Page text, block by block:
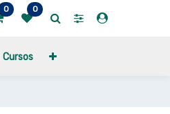
0 0
Cursos